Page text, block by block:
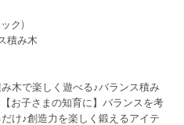
ク)
積み木
木で楽しく遊べる♪バランス積み
お子さまの知育に】バランスを考
け♪創造力を楽しく鍛えるアイテ